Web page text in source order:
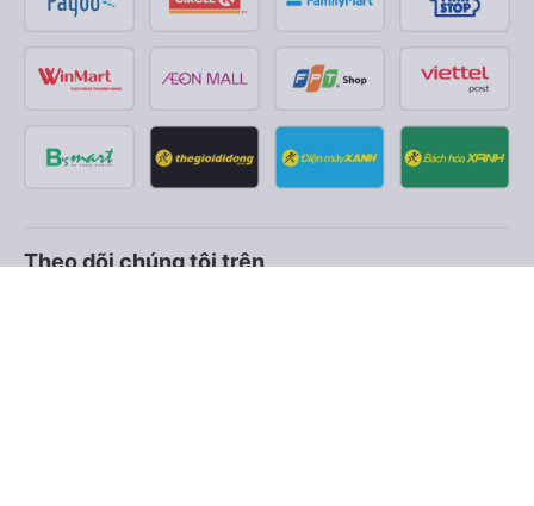
Theo dõi chúng tôi trên